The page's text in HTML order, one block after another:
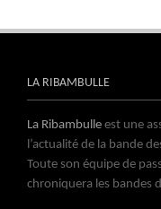
LA RIBAMBULLE
La Ribambulle est une
l’actualité de la bande
Toute son équipe de
chroniquera les bandes